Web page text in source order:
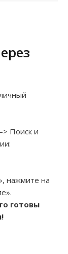
Поиск и
нажмите на
готовы